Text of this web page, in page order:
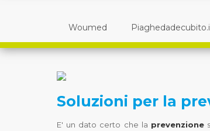
Woumed
Soluzioni per la
E' un dato certo che la prevenzione